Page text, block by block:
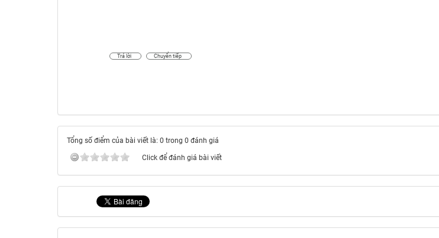
Trả lời Chuyển tiếp
Tổng số điểm của bài viết là: 0 trong 0 đánh giá
Click để đánh giá bài viết